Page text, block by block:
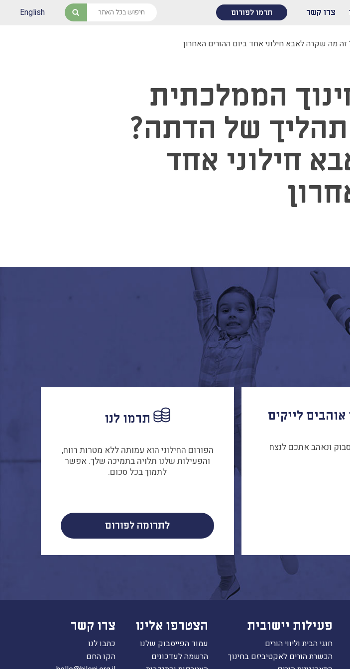
צרו קשר תרמו לפורום חיפוש English
מה שקרה לאבא חילוני אחד ביום ההורים האחרון
הממלכתית
של הדתה?
חילוני אחד
אוהבים לייקים
ונאהב אתכם לנצח
תרמו לנו
הפורום החילוני הוא עמותה ללא מטרות רווח,
והפעילות שלנו תלויה בתמיכה שלך. אפשר
לתמוך בכל סכום.
לתרומה לפורום
פעילות יישובית
חוגי הבית וליווי הורים
הכשרת הורים לאקטיביזם בחינוך
הצטרפו אלינו
עמוד הפייסבוק שלנו
הרשמה לעדכונים
צרו קשר
כתבו לנו
הקו החם